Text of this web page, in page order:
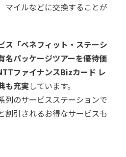
マイルなどに交換することが
ス「ベネフィット・ステーシ
名パッケージツアーを優待価
ファイナンスBizカード レ
も充実しています。
列のサービスステーションで
割引されるお得なサービスも